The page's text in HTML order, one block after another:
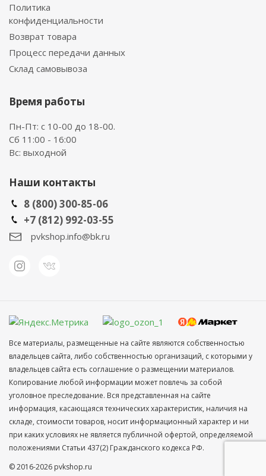
Политика
конфиденциальности
Возврат товара
Процесс передачи данных
Склад самовывоза
Время работы
Пн-Пт: с 10-00 до 18-00.
Сб 11:00 - 16:00
Вс: выходной
Наши контакты
8 (800) 300-85-06
+7 (812) 992-03-55
pvkshop.info@bk.ru
Все материалы, размещенные на сайте являются собственностью
владельцев сайта, либо собственностью организаций, с которыми у
владельцев сайта есть соглашение о размещении материалов.
Копирование любой информации может повлечь за собой
уголовное преследование. Вся представленная на сайте
информация, касающаяся технических характеристик, наличия на
складе, стоимости товаров, носит информационный характер и ни
при каких условиях не является публичной офертой, определяемой
положениями Статьи 437(2) Гражданского кодекса РФ.
© 2016-2026 pvkshop.ru